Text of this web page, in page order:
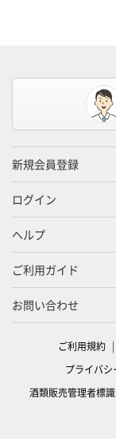
新規会員登録
ログイン
ヘルプ
ご利用ガイド
お問い合わせ
ご利用規約
プライバシ
酒類販売管理者標